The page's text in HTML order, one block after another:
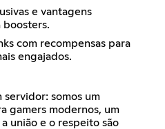
e vantagens
boosters.
com recompensas para
engajados.
servidor: somos um
gamers modernos, um
união e o respeito são